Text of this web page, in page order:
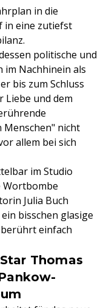
in die
in eine zutiefst
politische und
im Nachhinein als
bis zum Schluss
Liebe und dem
Menschen" nicht
allem bei sich
im Studio
Wortbombe
Julia Buch
bisschen glasige
einfach
Thomas